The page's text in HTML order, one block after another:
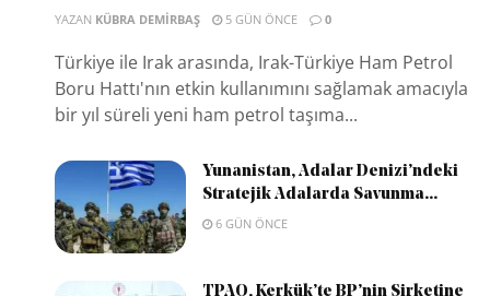
YAZAN KÜBRA DEMIRBAŞ 5 GÜN ÖNCE 0
Türkiye ile Irak arasında, Irak-Türkiye Ham Petrol
Boru Hattı'nın etkin kullanımını sağlamak amacıyla
bir yıl süreli yeni ham petrol taşıma...
Yunanistan, Adalar Denizi’ndeki
Stratejik Adalarda Savunma...
6 GÜN ÖNCE
TPAO, Kerkük’te BP’nin Şirketine